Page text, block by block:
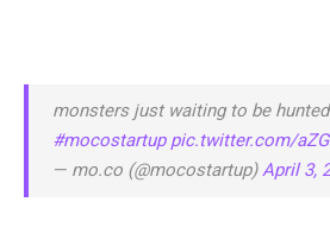
monsters just waiting to be hunted
#mocostartup pic.twitter.com/
— mo.co (@mocostartup)April 3,